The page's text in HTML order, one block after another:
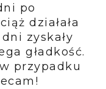
po
działała
zyskały
gładkość.
przypadku